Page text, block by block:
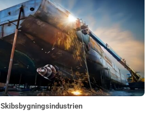
Skibsbygningsindustrien